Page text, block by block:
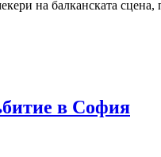
на балканската
в София